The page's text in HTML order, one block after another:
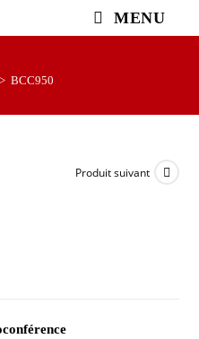
MENU
> BCC950
Produit suivant